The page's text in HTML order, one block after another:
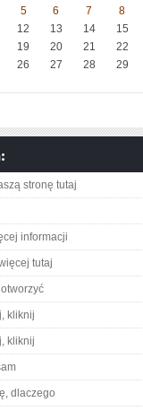
5 6 7 8
12 13 14 15
19 20 21 22
26 27 28 29
stronę tutaj
informacji
tutaj
kliknij
kliknij
dlaczego